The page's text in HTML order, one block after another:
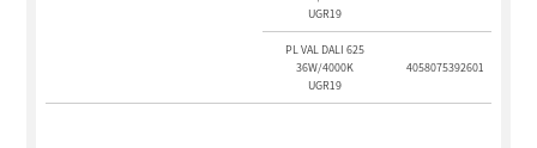
UGR19
PL VAL DALI 625
36W/4000K
UGR19
4058075392601